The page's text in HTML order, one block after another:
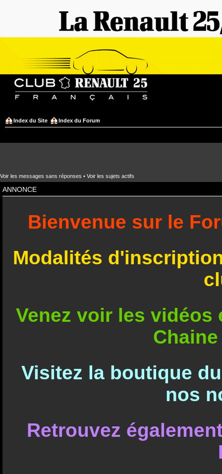
Index du Site Index du Forum
Voir les messages sans réponses • Voir les sujets actifs
ANNONCE
Bienvenue sur le
Modalités
Venez voir les
Visitez la boutique
nos
Retrouvez